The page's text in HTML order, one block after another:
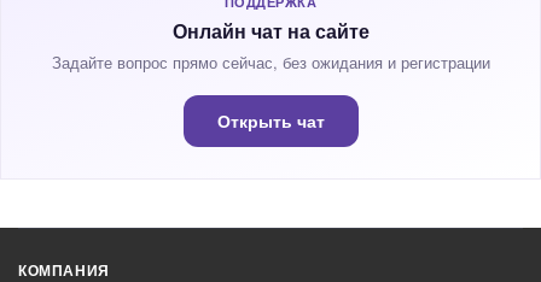
Онлайн чат на сайте
Задайте вопрос прямо сейчас, без ожидания и регистрации
Открыть чат
КОМПАНИЯ